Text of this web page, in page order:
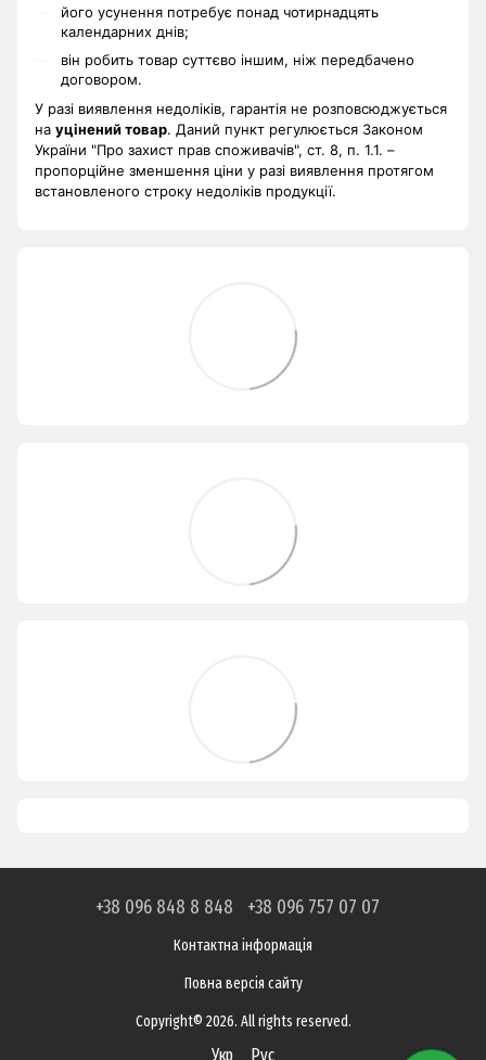
його усунення потребує понад чотирнадцять
календарних днів;
він робить товар суттєво іншим, ніж передбачено
договором.
У разі виявлення недоліків, гарантія не розповсюджується
на уцінений товар. Даний пункт регулюється Законом
України "Про захист прав споживачів", ст. 8, п. 1.1. –
пропорційне зменшення ціни у разі виявлення протягом
встановленого строку недоліків продукції.
+38 096 848 8 848 +38 096 757 07 07
Контактна інформація
Повна версія сайту
Copyright© 2026. All rights reserved.
Укр Рус